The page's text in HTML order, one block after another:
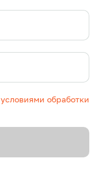
условиями обработки